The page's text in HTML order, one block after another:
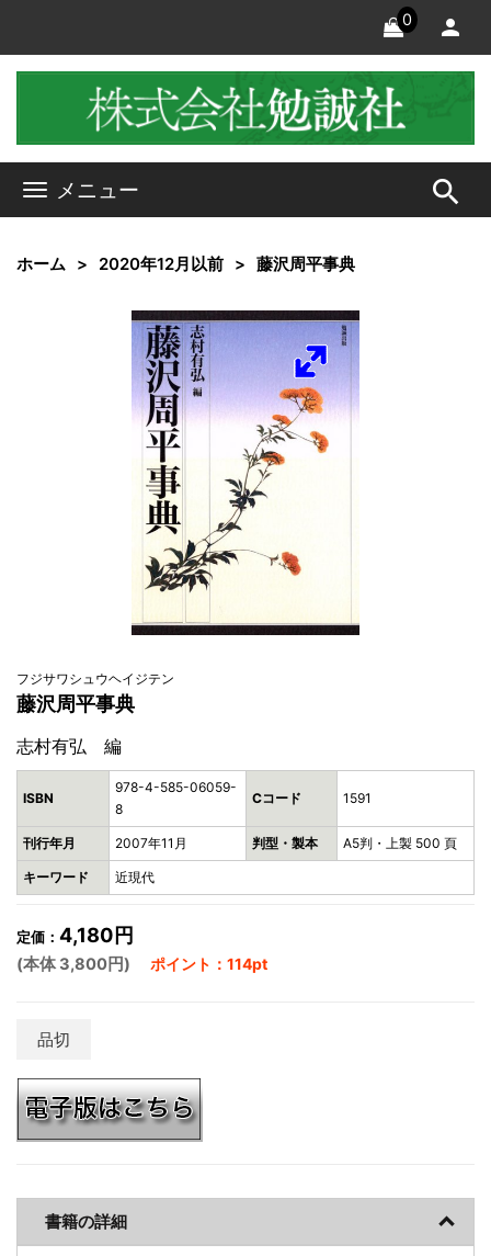
0
メニュー search
ホーム 2020年12月以前 藤沢周平事典
フジサワシュウヘイジテン
藤沢周平事典
志村有弘 編
ISBN
978-4-585-06059-
8
Cコード 1591
刊行年月 2007年11月 判型・製本 A5判・上製 500 頁
キーワード 近現代
定価： 4,180円
(本体 3,800円) ポイント：114pt
品切
書籍の詳細